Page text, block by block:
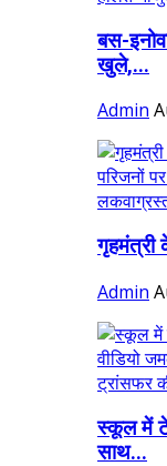
बस-
खुले,...
Admin
गृहमंत्री
Admin
स्कूल में
साथ...